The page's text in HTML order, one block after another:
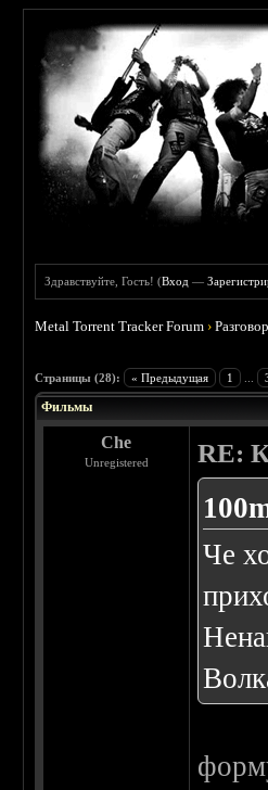
Здравствуйте, Гость! (Вход —
Metal Torrent Tracker Forum ›
Страницы (28): « Предыдущая 1
Фильмы
Che
Unregistered RE:
Че